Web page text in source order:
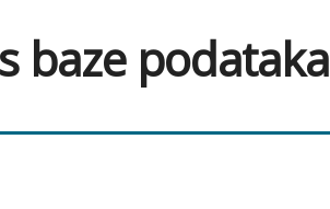
baze podataka